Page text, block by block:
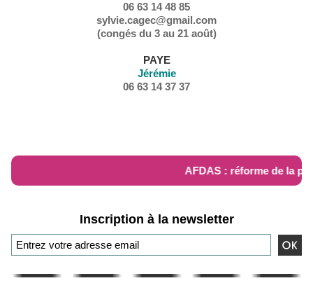
06 63 14 48 85
sylvie.cagec@gmail.com
(congés du 3 au 21 août)
PAYE
Jérémie
06 63 14 37 37
AFDAS : réforme de la
Inscription à la newsletter